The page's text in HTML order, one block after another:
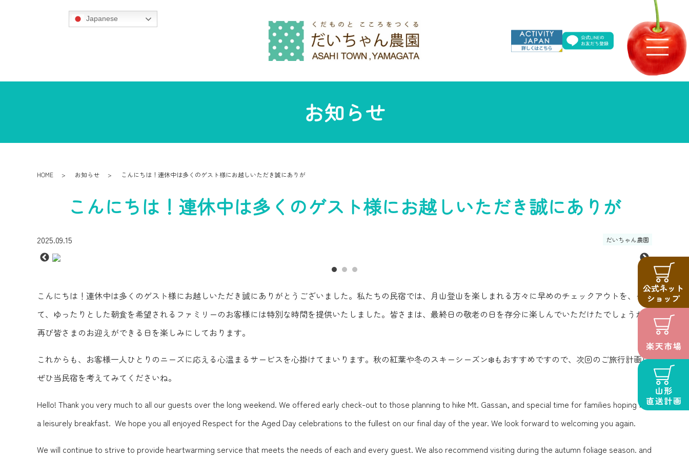
Japanese
お知らせ
HOME お知らせ こんにちは！連休中は多くのゲスト様にお越しいただき誠にありが
こんにちは！連休中は多くのゲスト様にお越しいただき誠にありが
2025.09.15 だいちゃん農園
こんにちは！連休中は多くのゲスト様にお越しいただき誠にありがとうございました。私たちの民宿では、月山登山を楽しまれる方々に早めのチェックアウトを、そし
て、ゆったりとした朝食を希望されるファミリーのお客様には特別な時間を提供いたしました️。皆さまは、最終日の敬老の日を存分に楽しんでいただけたでしょうか？
再び皆さまのお迎えができる日を楽しみにしております。
これからも、お客様一人ひとりのニーズに応える心温まるサービスを心掛けてまいります。秋の紅葉や冬のスキーシーズン❄️もおすすめですので、次回のご旅行計画に
ぜひ当民宿を考えてみてくださいね。
Hello! Thank you very much to all our guests over the long weekend. We offered early check-out to those planning to hike Mt. Gassan, and special time for families hoping for
a leisurely breakfast. ️ We hope you all enjoyed Respect for the Aged Day celebrations to the fullest on our final day of the year. We look forward to welcoming you again.
We will continue to strive to provide heartwarming service that meets the needs of each and every guest. We also recommend visiting during the autumn foliage season. and